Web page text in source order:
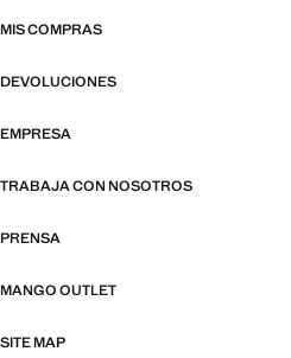
MIS COMPRAS
DEVOLUCIONES
EMPRESA
TRABAJA CON NOSOTROS
PRENSA
MANGO OUTLET
SITE MAP